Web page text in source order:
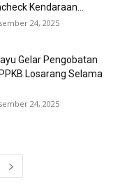
Kendaraan...
24, 2025
Gelar Pengobatan
Losarang Selama
24, 2025